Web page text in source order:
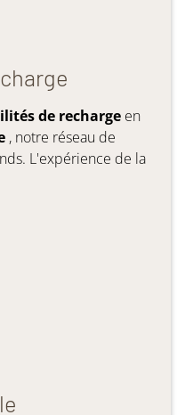
de recharge en
, notre réseau de
L'expérience de la